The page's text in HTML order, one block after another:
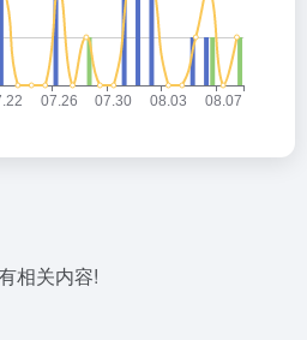
相关内容!